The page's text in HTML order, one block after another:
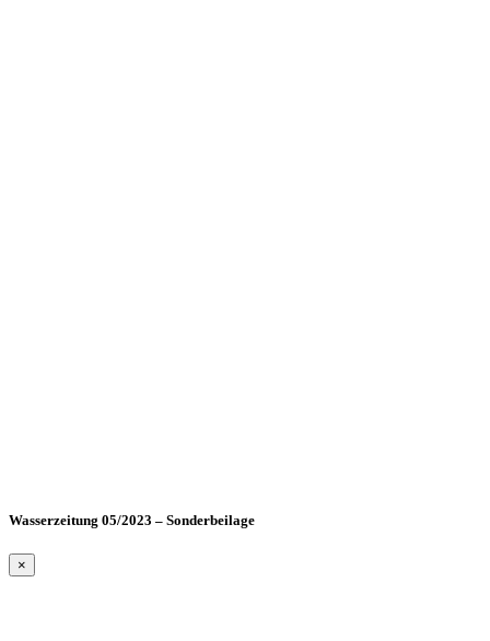
Wasserzeitung 05/2023 – Sonderbeilage
×